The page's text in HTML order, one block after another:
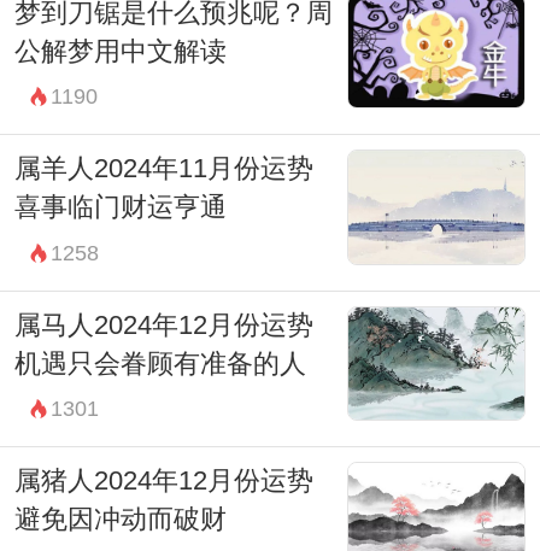
梦到刀锯是什么预兆呢？周
公解梦用中文解读
1190
属羊人2024年11月份运势
喜事临门财运亨通
1258
属马人2024年12月份运势
机遇只会眷顾有准备的人
1301
属猪人2024年12月份运势
避免因冲动而破财